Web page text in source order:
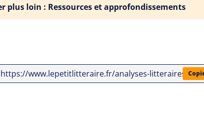
plus loin : Ressources et approfondissements
https://www.lepetitlitteraire.fr/analyses-litteraires/